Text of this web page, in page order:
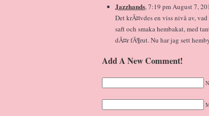
Jazzhands, 7:19 pm August 7,
Det krÃ¤vdes en viss nivå av,
saft och smaka hembakat, med
dÃ¤r fÃ¶rut. Nu har jag sett
Add A New Comment!